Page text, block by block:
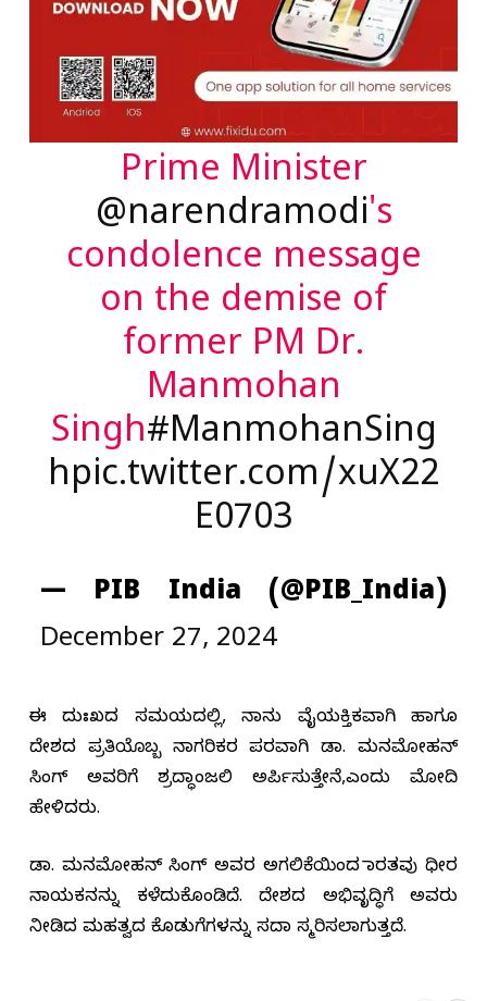
Prime Minister
@narendramodi's
condolence message
on the demise of
former PM Dr.
Manmohan
Singh#ManmohanSing
hpic.twitter.com/xuX22
E0703
— PIB India (@PIB_India)
December 27, 2024
ಈ ದುಃಖದ ಸಮಯದಲ್ಲಿ, ನಾನು ವೈಯಕ್ತಿಕವಾಗಿ ಹಾಗೂ
ದೇಶದ ಪ್ರತಿಯೊಬ್ಬ ನಾಗರಿಕರ ಪರವಾಗಿ ಡಾ. ಮನಮೋಹನ್
ಸಿಂಗ್ ಅವರಿಗೆ ಶ್ರದ್ಧಾಂಜಲಿ ಅರ್ಪಿಸುತ್ತೇನೆ,ಎಂದು ಮೋದಿ
ಹೇಳಿದರು.
ಡಾ. ಮನಮೋಹನ್ ಸಿಂಗ್ ಅವರ ಅಗಲಿಕೆಯಿಂದ ಭಾರತವು ಧೀರ
ನಾಯಕನನ್ನು ಕಳೆದುಕೊಂಡಿದೆ. ದೇಶದ ಅಭಿವೃದ್ಧಿಗೆ ಅವರು
ನೀಡಿದ ಮಹತ್ವದ ಕೊಡುಗೆಗಳನ್ನು ಸದಾ ಸ್ಮರಿಸಲಾಗುತ್ತದೆ.